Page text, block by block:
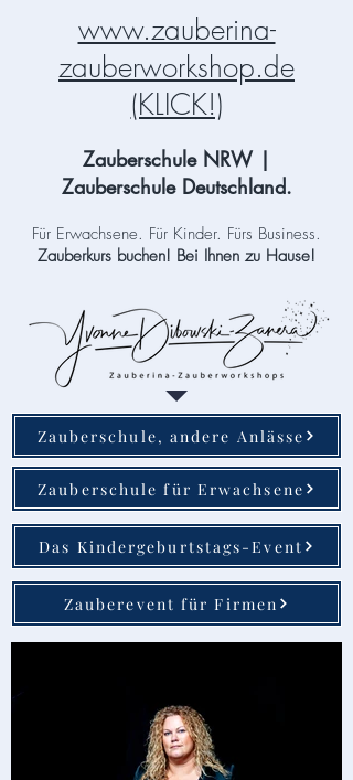
www.zauberina-
zauberworkshop.de
(KLICK!)
Zauberschule NRW |
Zauberschule Deutschland.
Für Erwachsene. Für Kinder. Fürs Business.
Zauberkurs buchen! Bei Ihnen zu Hause!
Zauberschule, andere Anlässe
Zauberschule für Erwachsene
Das Kindergeburtstags-Event
Zauberevent für Firmen